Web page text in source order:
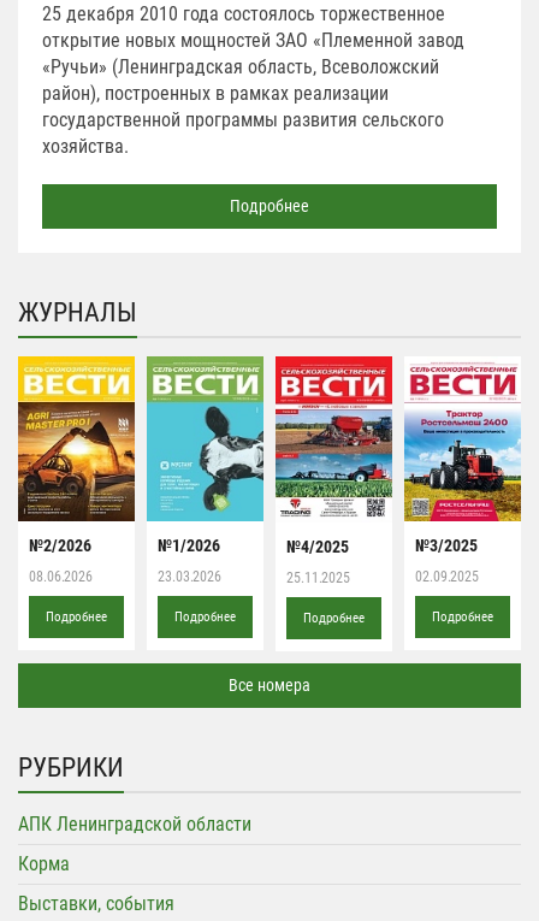
25 декабря 2010 года состоялось торжественное
открытие новых мощностей ЗАО «Племенной завод
«Ручьи» (Ленинградская область, Всеволожский
район), построенных в рамках реализации
государственной программы развития сельского
хозяйства.
Подробнее
ЖУРНАЛЫ
№2/2026
08.06.2026
Подробнее
№1/2026
23.03.2026
Подробнее
№4/2025
25.11.2025
Подробнее
№3/2025
02.09.2025
Подробнее
Все номера
РУБРИКИ
АПК Ленинградской области
Корма
Выставки, события